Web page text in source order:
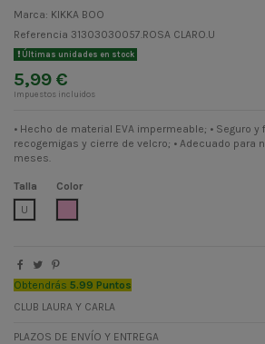
Marca: KIKKA BOO
Referencia 31303030057.ROSA CLARO.U
Últimas unidades en stock
5,99 €
Impuestos incluidos
• Hecho de material EVA impermeable; • Seguro y
recogemigas y cierre de velcro; • Adecuado para
meses.
Talla
U
Color
Obtendrás 5.99 Puntos
CLUB LAURA Y CARLA
PLAZOS DE ENVÍO Y ENTREGA